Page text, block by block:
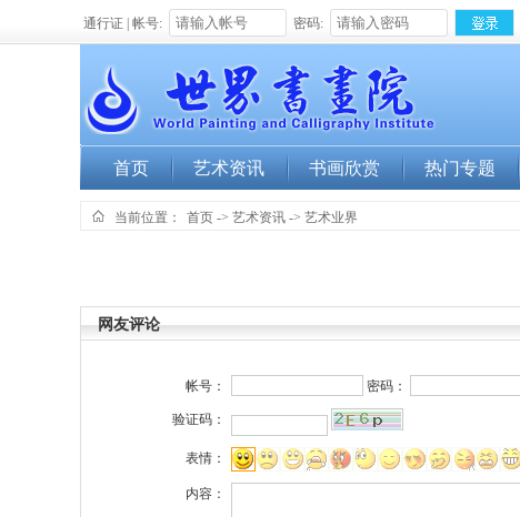
通行证 | 帐号: 密码:
首页 艺术资讯 书画欣赏 热门专题
当前位置： 首页 -> 艺术资讯 -> 艺术业界
网友评论
帐号： 密码：
验证码：
表情：
内容：